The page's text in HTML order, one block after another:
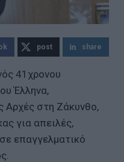
post share
41χρονου
Έλληνα,
Αρχές στη Ζάκυνθο,
για απειλές,
επαγγελματικό